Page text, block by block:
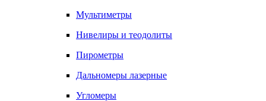
Мультиметры
Нивелиры и теодолиты
Пирометры
Дальномеры лазерные
Угломеры